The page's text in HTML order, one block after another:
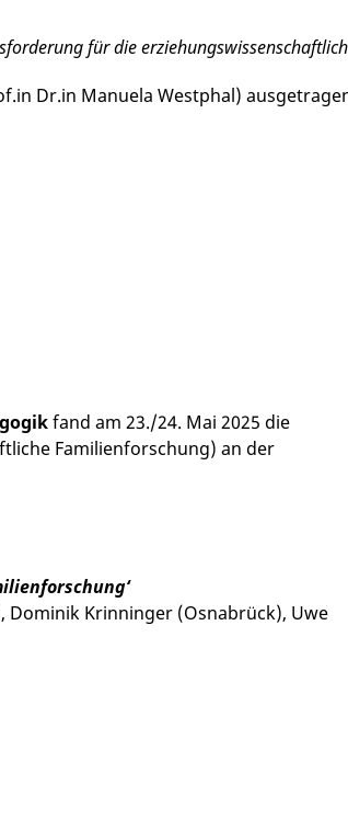
für die
Dr.in Manuela Westphal)
fand am 23./24. Mai 2025 die
Familienforschung) an der
Dominik Krinninger (Osnabrück), Uwe